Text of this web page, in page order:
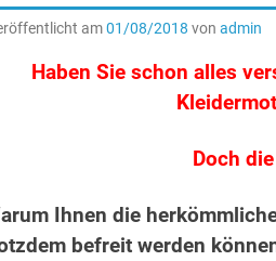
am01/08/2018 von admin
Haben Sie schon alles
Doch
Ihnen die
befreit werden